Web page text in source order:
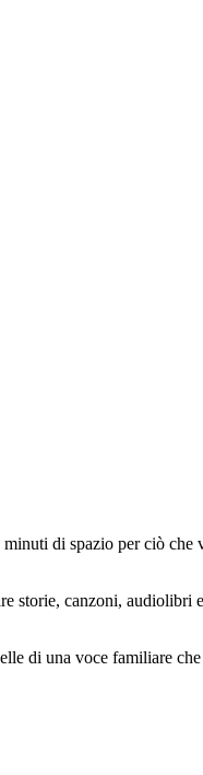
di spazio per ciò
storie, canzoni,
di una voce familiare